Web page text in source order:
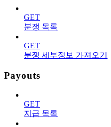
GET
분쟁 목록
GET
분쟁 세부정보 가져오기
Payouts
GET
지급 목록